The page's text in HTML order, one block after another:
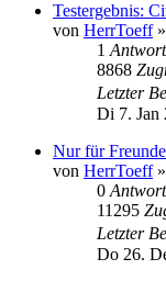
Testergebnis:
von HerrToeff»
1
8868
Letzter
Di 7. Jan
Nur für
von HerrToeff»
0
11295
Letzter
Do 26.